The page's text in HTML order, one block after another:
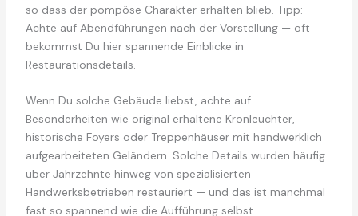
so dass der pompöse Charakter erhalten blieb. Tipp:
Achte auf Abendführungen nach der Vorstellung — oft
bekommst Du hier spannende Einblicke in
Restaurationsdetails.
Wenn Du solche Gebäude liebst, achte auf
Besonderheiten wie original erhaltene Kronleuchter,
historische Foyers oder Treppenhäuser mit handwerklich
aufgearbeiteten Geländern. Solche Details wurden häufig
über Jahrzehnte hinweg von spezialisierten
Handwerksbetrieben restauriert — und das ist manchmal
fast so spannend wie die Aufführung selbst.